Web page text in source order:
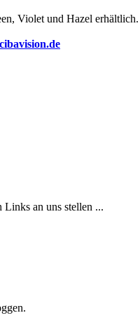
Violet und Hazel erhältlich.
Links an uns stellen ...